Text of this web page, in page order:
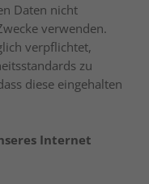
Daten nicht
verwenden.
verpflichtet,
zu
diese eingehalten
Internet